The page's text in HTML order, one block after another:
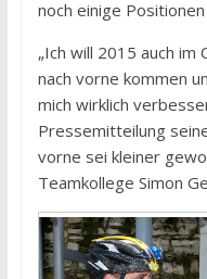
noch einige
„Ich will 2015 auch
nach vorne kommen
mich wirklich
Pressemitteilung
vorne sei kleiner
Teamkollege Simon